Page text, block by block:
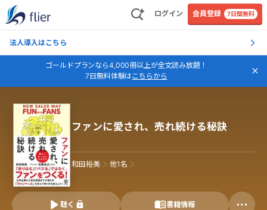
ログイン 会員登録 7日間無料
法人導入はこちら
ゴールドプランなら4,000冊以上が全文読み放題！
7日無料体験はこちらから
ファンに愛され、売れ続ける秘訣
和田裕美 他1名
聴く 書籍情報